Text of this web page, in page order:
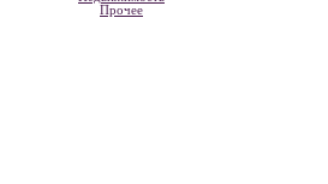
Прочее